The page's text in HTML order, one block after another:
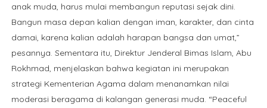
anak muda, harus mulai membangun reputasi sejak dini.
Bangun masa depan kalian dengan iman, karakter, dan cinta
damai, karena kalian adalah harapan bangsa dan umat,”
pesannya. Sementara itu, Direktur Jenderal Bimas Islam, Abu
Rokhmad, menjelaskan bahwa kegiatan ini merupakan
strategi Kementerian Agama dalam menanamkan nilai
moderasi beragama di kalangan generasi muda. “Peaceful